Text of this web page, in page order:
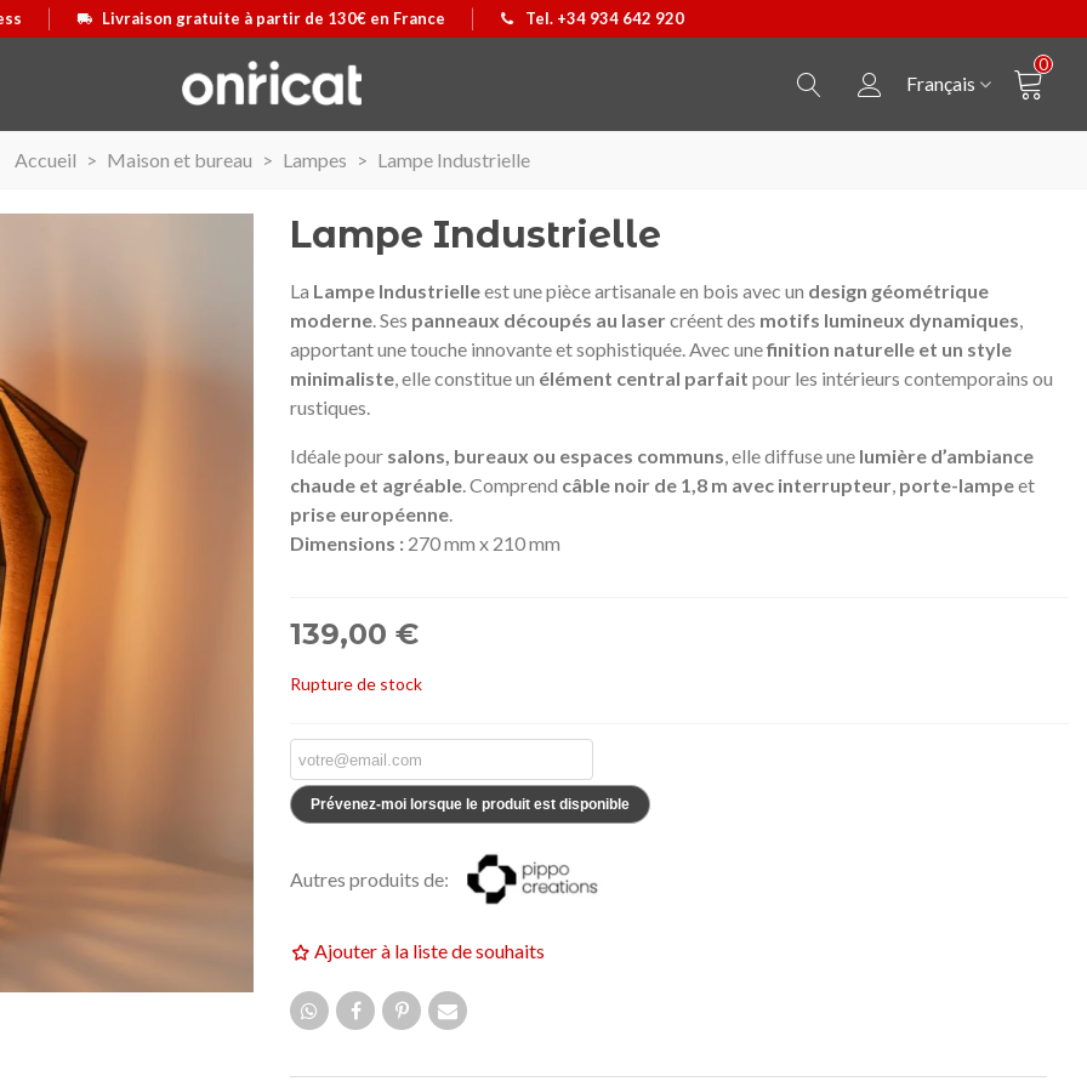
Livraison gratuite à partir de 130€ en France Tel. +34 934 642 920
Français
0
Accueil > Maison et bureau > Lampes > Lampe Industrielle
Lampe Industrielle
La Lampe Industrielleest une pièce artisanale en bois avec un design géométrique
moderne. Ses panneaux découpés au lasercréent des motifs lumineux dynamiques,
apportant une touche innovante et sophistiquée. Avec unefinition naturelle et un style
minimaliste, elle constitue un élément central parfait pour les intérieurs contemporains ou
rustiques.
Idéale pour salons, bureaux ou espaces communs, elle diffuse une lumière d’ambiance
chaude et agréable. Comprend câble noir de 1,8 m avec interrupteur, porte-lampeet
prise européenne.
Dimensions : 270 mm x 210 mm
139,00 €
Rupture de stock
Prévenez-moi lorsque le produit est disponible
Autres produits de:
Ajouter à la liste de souhaits
II
Afficher plus
Maleta Secur Line